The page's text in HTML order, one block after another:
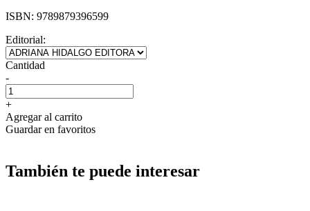
ISBN: 9789879396599
Editorial:
Cantidad
-
+
Agregar al carrito
Guardar en favoritos
También te puede interesar